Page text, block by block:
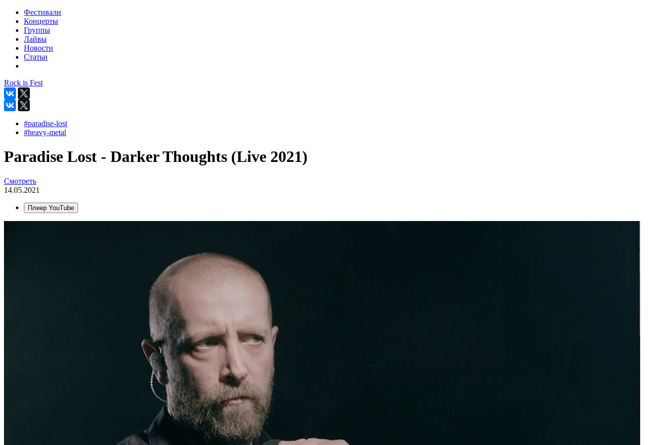
Фестивали
Концерты
Группы
Лайвы
Новости
Статьи
Rock is Fest
#paradise-lost
#heavy-metal
Paradise Lost - Darker Thoughts (Live 2021)
Смотреть
14.05.2021
Плеер YouTube